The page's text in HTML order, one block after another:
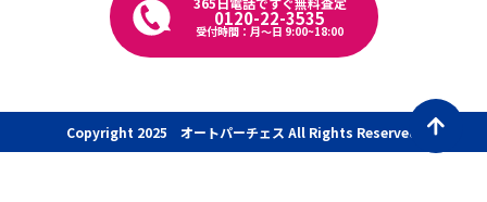
0120-22-3535
受付時間：月〜日 9:00~18:00
Copyright 2025 オートパーチェス All Rights Reserved.